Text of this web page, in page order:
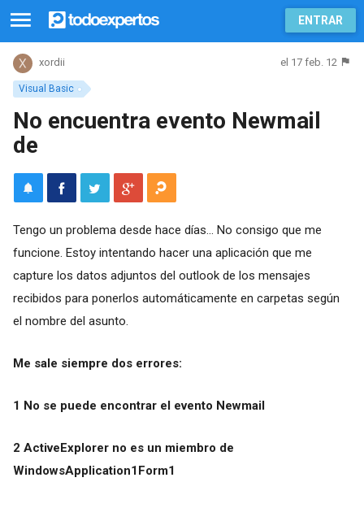
ENTRAR
Visual Basic
xordii el 17 feb. 12
No encuentra evento Newmail
de
Tengo un problema desde hace días... No consigo que me
funcione. Estoy intentando hacer una aplicación que me
capture los datos adjuntos del outlook de los mensajes
recibidos para ponerlos automáticamente en carpetas según
el nombre del asunto.
Me sale siempre dos errores:
1 No se puede encontrar el evento Newmail
2 ActiveExplorer no es un miembro de
WindowsApplication1Form1